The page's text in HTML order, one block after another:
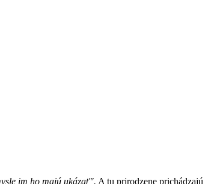
im ho majú ukázať". A tu prirodzene prichádzajú